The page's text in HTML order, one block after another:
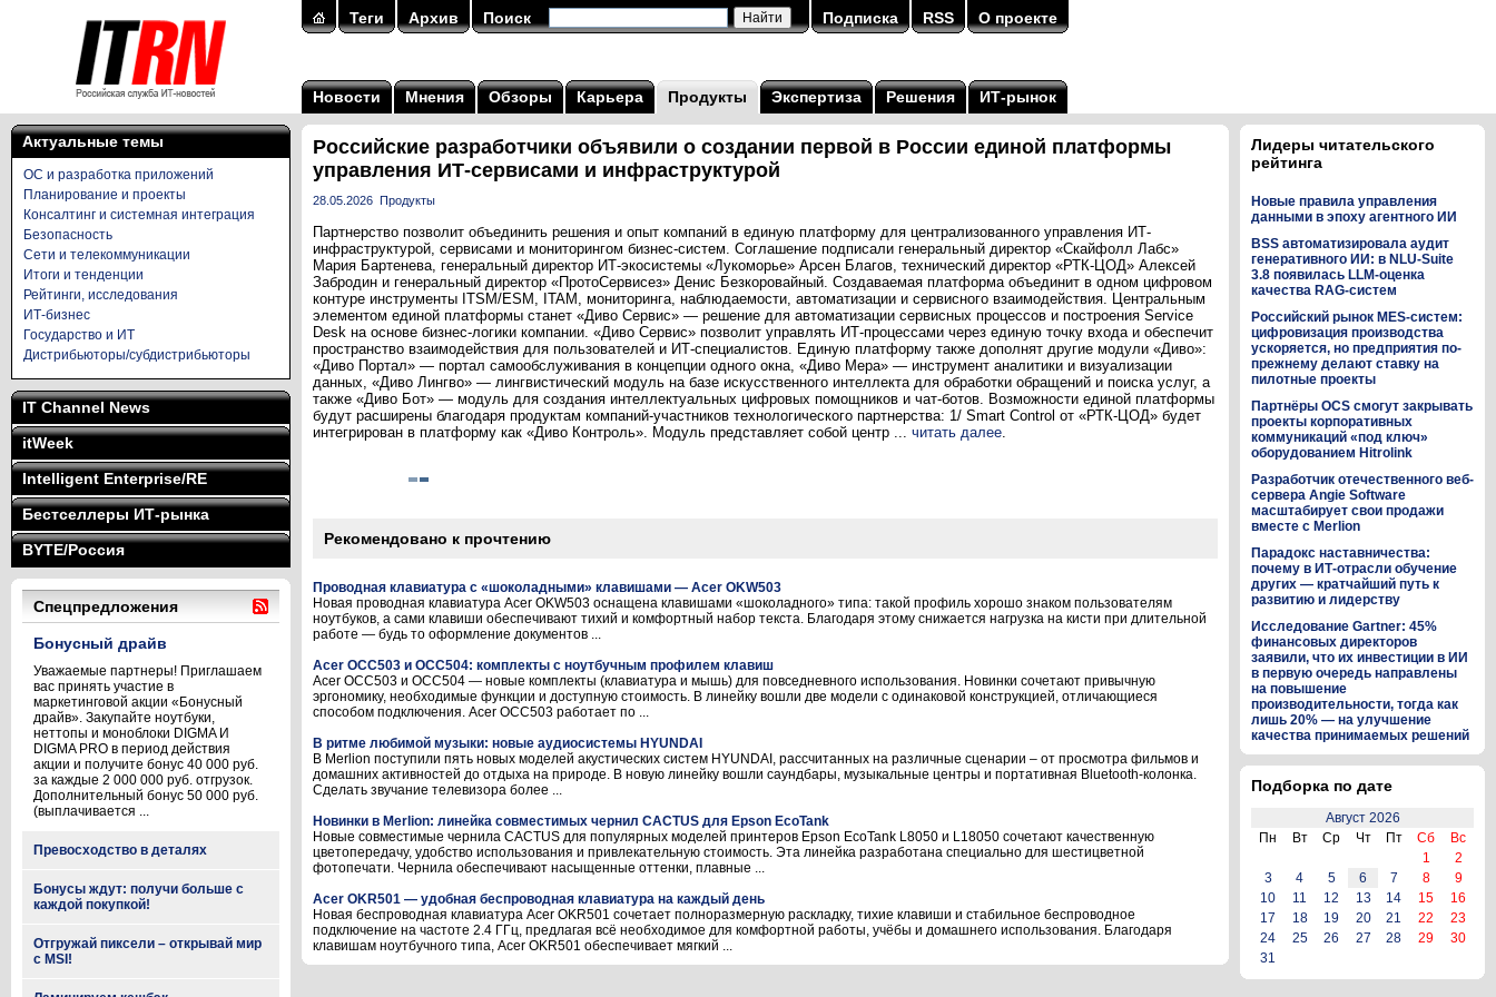
Теги Архив Поиск Подписка RSS О проекте
Новости Мнения Обзоры Карьера Продукты Экспертиза Решения ИТ-рынок
Актуальные темы
ОС и разработка приложений
Планирование и проекты
Консалтинг и системная интеграция
Безопасность
Сети и телекоммуникации
Итоги и тенденции
Рейтинги, исследования
ИТ-бизнес
Государство и ИТ
Дистрибьюторы/субдистрибьюторы
IT Channel News
itWeek
Intelligent Enterprise/RE
Бестселлеры ИТ-рынка
BYTE/Россия
Спецпредложения
Бонусный драйв
Уважаемые партнеры! Приглашаем
вас принять участие в
маркетинговой акции «Бонусный
драйв». Закупайте ноутбуки,
неттопы и моноблоки DIGMA И
DIGMA PRO в период действия
акции и получите бонус 40 000 руб.
за каждые 2 000 000 руб. отгрузок.
Дополнительный бонус 50 000 руб.
(выплачивается ...
Превосходство в деталях
Бонусы ждут: получи больше с
каждой покупкой!
Отгружай пиксели – открывай мир
с MSI!
Российские разработчики объявили о создании первой в России единой платформы
управления ИТ-сервисами и инфраструктурой
28.05.2026 Продукты
Партнерство позволит объединить решения и опыт компаний в единую платформу для централизованного управления ИТ-
инфраструктурой, сервисами и мониторингом бизнес-систем. Соглашение подписали генеральный директор «Скайфолл Лабс»
Мария Бартенева, генеральный директор ИТ-экосистемы «Лукоморье» Арсен Благов, технический директор «РТК-ЦОД» Алексей
Забродин и генеральный директор «ПротоСервисез» Денис Безкоровайный. Создаваемая платформа объединит в одном цифровом
контуре инструменты ITSM/ESM, ITAM, мониторинга, наблюдаемости, автоматизации и сервисного взаимодействия. Центральным
элементом единой платформы станет «Диво Сервис» — решение для автоматизации сервисных процессов и построения Service
Desk на основе бизнес-логики компании. «Диво Сервис» позволит управлять ИТ-процессами через единую точку входа и обеспечит
пространство взаимодействия для пользователей и ИТ-специалистов. Единую платформу также дополнят другие модули «Диво»:
«Диво Портал» — портал самообслуживания в концепции одного окна, «Диво Мера» — инструмент аналитики и визуализации
данных, «Диво Лингво» — лингвистический модуль на базе искусственного интеллекта для обработки обращений и поиска услуг, а
также «Диво Бот» — модуль для создания интеллектуальных цифровых помощников и чат-ботов. Возможности единой платформы
будут расширены благодаря продуктам компаний-участников технологического партнерства: 1/ Smart Control от «РТК-ЦОД» будет
интегрирован в платформу как «Диво Контроль». Модуль представляет собой центр ... читать далее.
Рекомендовано к прочтению
Проводная клавиатура с «шоколадными» клавишами — Acer OKW503
Новая проводная клавиатура Acer OKW503 оснащена клавишами «шоколадного» типа: такой профиль хорошо знаком пользователям
ноутбуков, а сами клавиши обеспечивают тихий и комфортный набор текста. Благодаря этому снижается нагрузка на кисти при длительной
работе — будь то оформление документов ...
Acer OCC503 и OCC504: комплекты с ноутбучным профилем клавиш
Acer OCC503 и OCC504 — новые комплекты (клавиатура и мышь) для повседневного использования. Новинки сочетают привычную
эргономику, необходимые функции и доступную стоимость. В линейку вошли две модели с одинаковой конструкцией, отличающиеся
способом подключения. Acer OCC503 работает по ...
В ритме любимой музыки: новые аудиосистемы HYUNDAI
В Merlion поступили пять новых моделей акустических систем HYUNDAI, рассчитанных на различные сценарии – от просмотра фильмов и
домашних активностей до отдыха на природе. В новую линейку вошли саундбары, музыкальные центры и портативная Bluetooth-колонка.
Сделать звучание телевизора более ...
Новинки в Merlion: линейка совместимых чернил CACTUS для Epson EcoTank
Новые совместимые чернила CACTUS для популярных моделей принтеров Epson EcoTank L8050 и L18050 сочетают качественную
цветопередачу, удобство использования и привлекательную стоимость. Эта линейка разработана специально для шестицветной
фотопечати. Чернила обеспечивают насыщенные оттенки, плавные ...
Acer OKR501 — удобная беспроводная клавиатура на каждый день
Новая беспроводная клавиатура Acer OKR501 сочетает полноразмерную раскладку, тихие клавиши и стабильное беспроводное
подключение на частоте 2.4 ГГц, предлагая всё необходимое для комфортной работы, учёбы и домашнего использования. Благодаря
клавишам ноутбучного типа, Acer OKR501 обеспечивает мягкий ...
Лидеры читательского
рейтинга
Новые правила управления
данными в эпоху агентного ИИ
BSS автоматизировала аудит
генеративного ИИ: в NLU-Suite
3.8 появилась LLM-оценка
качества RAG-систем
Российский рынок MES-систем:
цифровизация производства
ускоряется, но предприятия по-
прежнему делают ставку на
пилотные проекты
Партнёры OCS смогут закрывать
проекты корпоративных
коммуникаций «под ключ»
оборудованием Hitrolink
Разработчик отечественного веб-
сервера Angie Software
масштабирует свои продажи
вместе с Merlion
Парадокс наставничества:
почему в ИТ-отрасли обучение
других — кратчайший путь к
развитию и лидерству
Исследование Gartner: 45%
финансовых директоров
заявили, что их инвестиции в ИИ
в первую очередь направлены
на повышение
производительности, тогда как
лишь 20% — на улучшение
качества принимаемых решений
Подборка по дате
Август 2026
Пн
Вт Ср Чт Пт Сб
Вс
1
2
3
4 5 6 7 8
9
10
11 12 13 14 15
16
17
18 19 20 21 22
23
24
25 26 27 28 29
30
31